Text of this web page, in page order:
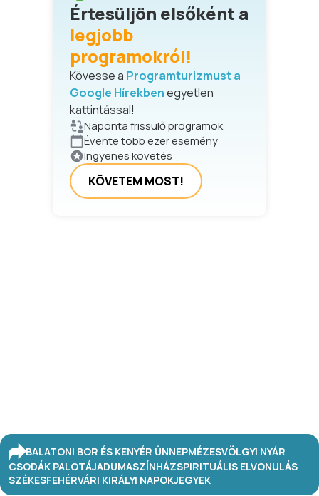
Értesüljön elsőként a
legjobb
programokról!
Kövesse a Programturizmust a
Google Hírekbenegyetlen
kattintással!
Naponta frissülő programok
Évente több ezer esemény
Ingyenes követés
KÖVETEM MOST!
BALATONI BOR ÉS KENYÉR ÜNNEPMÉZESVÖLGYI NYÁR
CSODÁK PALOTÁJADUMASZÍNHÁZSPIRITUÁLIS ELVONULÁS
SZÉKESFEHÉRVÁRI KIRÁLYI NAPOKJEGYEK